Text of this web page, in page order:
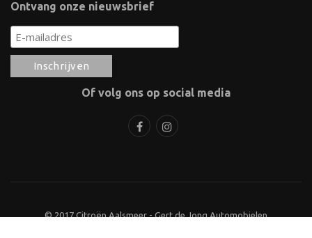
Ontvang onze nieuwsbrief
Of volg ons op social media
© 2017 Citroën Aalsmeer - Gert de Jong Automobielen